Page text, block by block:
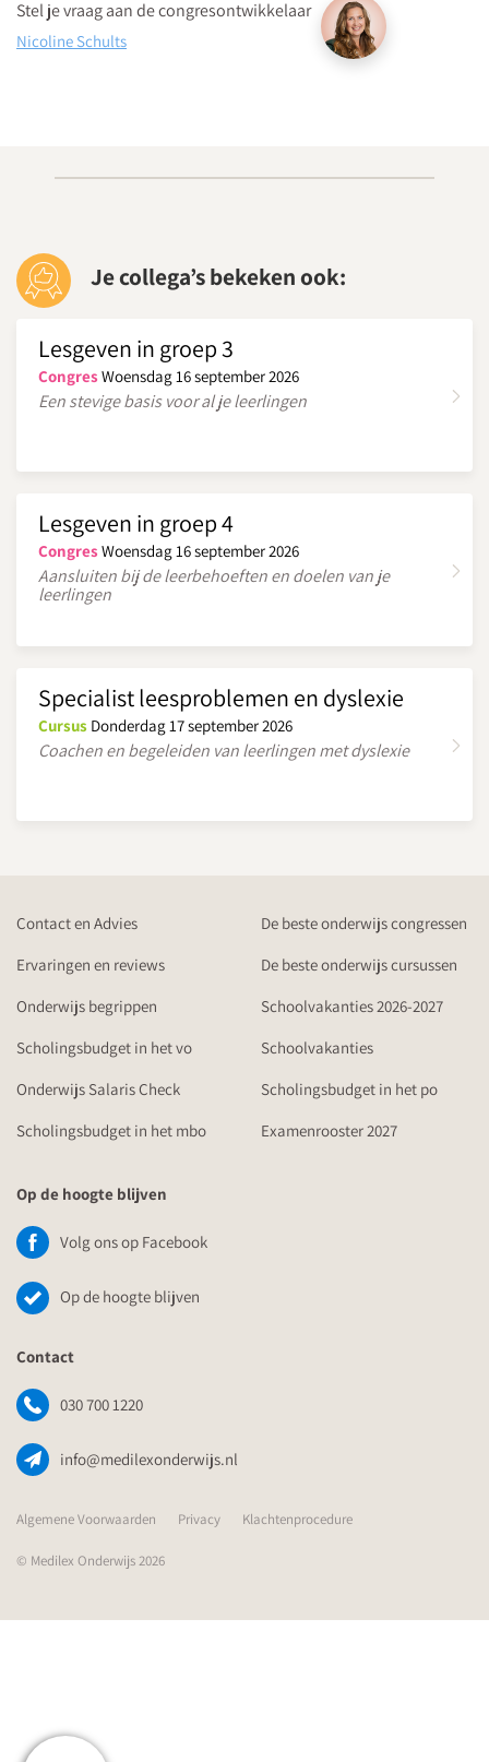
naast de Bijenkorf.
Stel je vraag aan de congresontwikkelaar
Nicoline Schults
Je collega’s bekeken ook:
Lesgeven in groep 3
Congres Woensdag 16 september 2026
Een stevige basis voor al je leerlingen
Lesgeven in groep 4
Congres Woensdag 16 september 2026
Aansluiten bij de leerbehoeften en doelen van je
leerlingen
Specialist leesproblemen en dyslexie
Cursus Donderdag 17 september 2026
Coachen en begeleiden van leerlingen met dyslexie
Contact en Advies
De beste onderwijs congressen
Ervaringen en reviews
De beste onderwijs cursussen
Onderwijs begrippen
Schoolvakanties 2026-2027
Scholingsbudget in het vo
Schoolvakanties
Onderwijs Salaris Check
Scholingsbudget in het po
Scholingsbudget in het mbo
Examenrooster 2027
Op de hoogte blijven
Volg ons op Facebook
Op de hoogte blijven
Contact
030 700 1220
info@medilexonderwijs.nl
Algemene Voorwaarden Privacy Klachtenprocedure
© Medilex Onderwijs 2026